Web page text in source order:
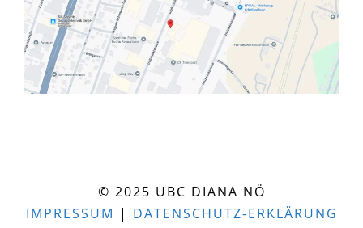
© 2025 UBC DIANA NÖ
IMPRESSUM | DATENSCHUTZ-ERKLÄRUNG